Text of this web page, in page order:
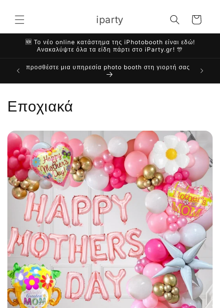
στο
περιεχόμενο
iparty Καλάθι
🆕 Το νέο online κατάστημα της iPhotobooth είναι εδώ!
Ανακαλύψτε όλα τα είδη πάρτι στο iParty.gr! 🎊
προσθέστε μια υπηρεσία photo booth στη γιορτή σας
Εποχιακά